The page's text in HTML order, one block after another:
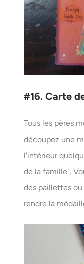
#16. Carte
Tous les pères
découpez une
l'intérieur
de la famille".
des paillettes
rendre la